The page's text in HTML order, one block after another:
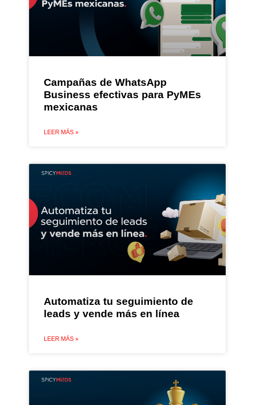
Campañas de WhatsApp
Business efectivas para PyMEs
mexicanas
LEER MÁS »
Automatiza tu seguimiento de
leads y vende más en línea
LEER MÁS »